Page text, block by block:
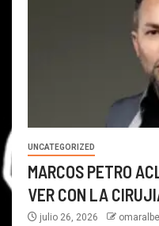
UNCATEGORIZED
MARCOS PETRO
VER CON LA
julio 26, 2026